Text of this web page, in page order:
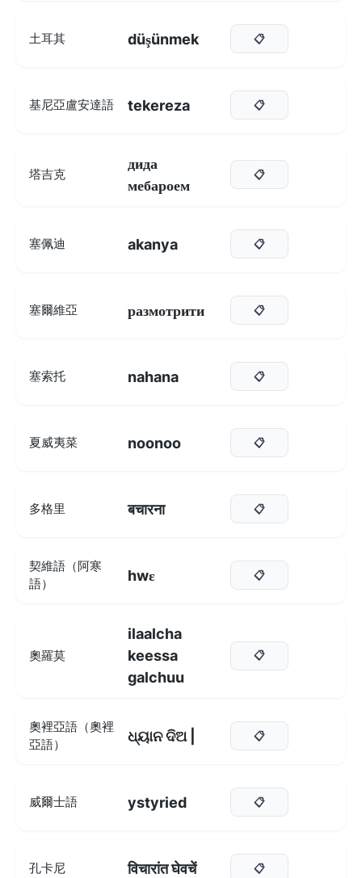
土耳其 düşünmek 📋
基尼亞盧安達語 tekereza 📋
塔吉克
дида
мебароем
📋
塞佩迪 akanya 📋
塞爾維亞 размотрити 📋
塞索托 nahana 📋
夏威夷菜 noonoo 📋
多格里 बचारना 📋
契維語（阿寒
語）
hwɛ 📋
奧羅莫
ilaalcha
keessa
galchuu
📋
奧裡亞語（奧裡
亞語）
ଧ୍ୟାନ ଦିଅ | 📋
威爾士語 ystyried 📋
孔卡尼 विचारांत घेवचें 📋